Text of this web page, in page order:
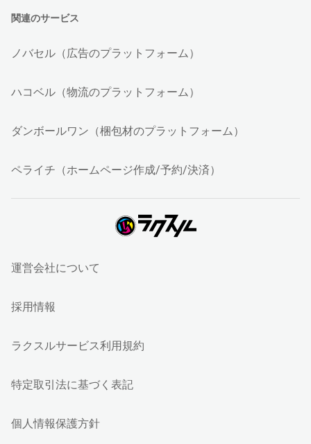
関連のサービス
ノバセル（広告のプラットフォーム）
ハコベル（物流のプラットフォーム）
ダンボールワン（梱包材のプラットフォーム）
ペライチ（ホームページ作成/予約/決済）
運営会社について
採用情報
ラクスルサービス利用規約
特定取引法に基づく表記
個人情報保護方針